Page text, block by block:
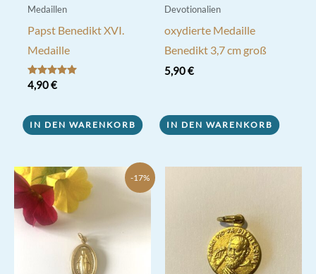
werden
Medaillen
Papst Benedikt XVI.
Medaille
Bewertet mit
5.00
4,90€
IN DEN WARENKORB
Devotionalien
oxydierte Medaille
Benedikt 3,7 cm groß
5,90€
IN DEN WARENKORB
-17%